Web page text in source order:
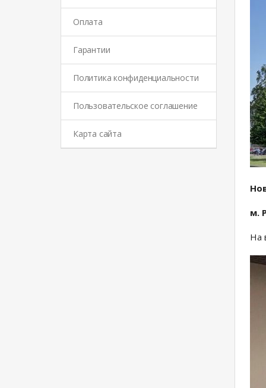
м.
На
Оплата
Гарантии
Политика конфиденциальности
Пользовательское соглашение
Карта сайта